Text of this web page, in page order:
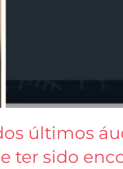
últimos
ter sido